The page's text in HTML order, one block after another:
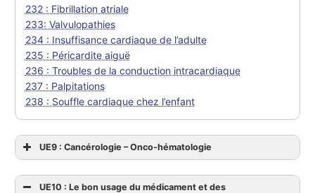
232 : Fibrillation atriale
233: Valvulopathies
234 : Insuffisance cardiaque de l’adulte
235 : Péricardite aiguë
236 : Troubles de la conduction intracardiaque
237 : Palpitations
238 : Souffle cardiaque chez l’enfant
UE9 : Cancérologie – Onco-hématologie
UE10 : Le bon usage du médicament et des